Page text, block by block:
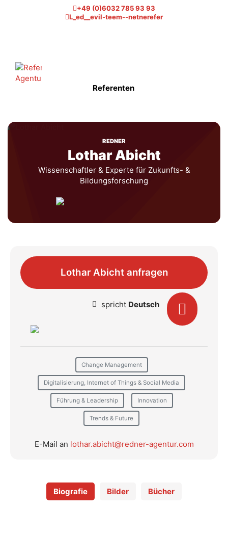
+49 (0)6032 785 93 93
L_ed__evil-teem--netnerefer
Referenten
REDNER
Lothar Abicht
Wissenschaftler & Experte für Zukunfts- &
Bildungsforschung
Biografie Bilder Bücher
Lothar Abicht anfragen
spricht Deutsch
Change Management
Digitalisierung, Internet of Things & Social Media
Führung & Leadership Innovation
Trends & Future
E-Mail an lothar.abicht@redner-agentur.com